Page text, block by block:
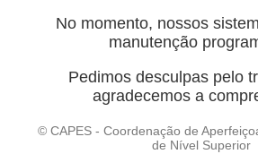
No momento, nossos
manutenção
Pedimos desculpas pelo
agradecemos a
© CAPES - Coordenação de
de Nível Superior